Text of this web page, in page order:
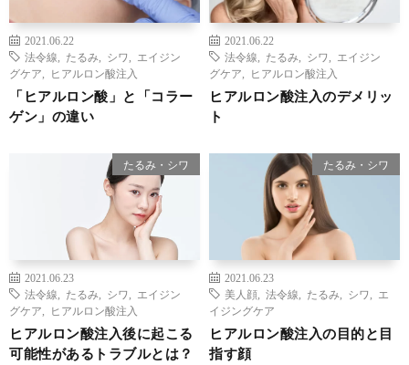
2021.06.22
法令線
たるみ シワ
エイジン
グケア
ヒアルロン酸注入
「ヒアルロン酸」と「コラー
ゲン」の違い
2021.06.22
法令線
たるみ シワ
エイジン
グケア
ヒアルロン酸注入
ヒアルロン酸注入のデメリッ
ト
たるみ・シワ
2021.06.23
法令線
たるみ シワ
エイジン
グケア
ヒアルロン酸注入
ヒアルロン酸注入後に起こる
可能性があるトラブルとは？
たるみ・シワ
2021.06.23
美人顔
法令線 たるみ シワ
エ
イジングケア
ヒアルロン酸注入の目的と目
指す顔